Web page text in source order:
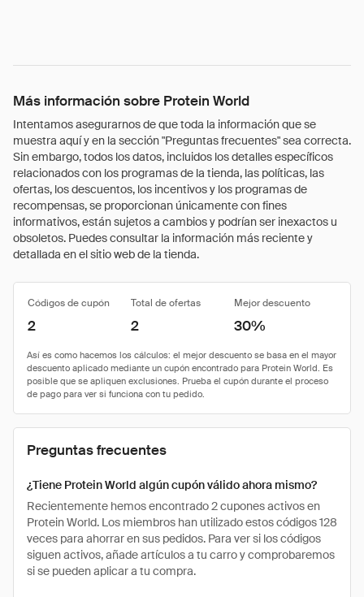
Más información sobre Protein World
Intentamos asegurarnos de que toda la información que se
muestra aquí y en la sección "Preguntas frecuentes" sea correcta.
Sin embargo, todos los datos, incluidos los detalles específicos
relacionados con los programas de la tienda, las políticas, las
ofertas, los descuentos, los incentivos y los programas de
recompensas, se proporcionan únicamente con fines
informativos, están sujetos a cambios y podrían ser inexactos u
obsoletos. Puedes consultar la información más reciente y
detallada en el sitio web de la tienda.
Códigos de cupón Total de ofertas Mejor descuento
2 2 30%
Preguntas frecuentes
¿Tiene Protein World algún cupón válido ahora mismo?
Recientemente hemos encontrado 2 cupones activos en
Protein World. Los miembros han utilizado estos códigos 128
veces para ahorrar en sus pedidos. Para ver si los códigos
siguen activos, añade artículos a tu carro y comprobaremos
si se pueden aplicar a tu compra.